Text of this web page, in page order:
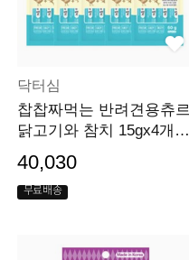
닥터심
찹찹짜먹는 반려견용츄르
닭고기와 참치 15gx4개입
40,030
무료배송